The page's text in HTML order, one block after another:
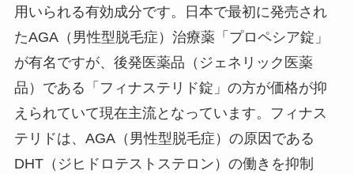
用いられる有効成分です。日本で最初に発売され
たAGA（男性型脱毛症）治療薬「プロペシア錠」
が有名ですが、後発医薬品（ジェネリック医薬
品）である「フィナステリド錠」の方が価格が抑
えられていて現在主流となっています。フィナス
テリドは、AGA（男性型脱毛症）の原因である
DHT（ジヒドロテストステロン）の働きを抑制